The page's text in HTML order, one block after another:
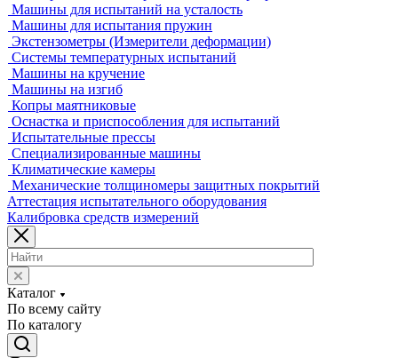
Лазерные трекеры
Мультисенсорные и видеоизмерительные машины
Оптические измерительные машины
Приборы для измерения профиля и формы
Промышленные томографы
Фрезерные станки с ЧПУ
Разрушающий контроль
Универсальные гидравлические разрывные машины
Универсальные электромеханические разрывные машины
Машины для испытаний на усталость
Машины для испытания пружин
Экстензометры (Измерители деформации)
Системы температурных испытаний
Машины на кручение
Машины на изгиб
Копры маятниковые
Оснастка и приспособления для испытаний
Испытательные прессы
Специализированные машины
Климатические камеры
Механические толщиномеры защитных покрытий
Аттестация испытательного оборудования